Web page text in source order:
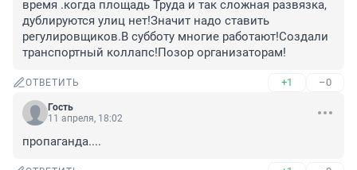
время .когда площадь Труда и так сложная развязка,
дублируются улиц нет!Значит надо ставить
регулировщиков.В субботу многие работают!Создали
транспортный коллапс!Позор организаторам!
ОТВЕТИТЬ +1 –0
Гость
11 апреля, 18:02
пропаганда....